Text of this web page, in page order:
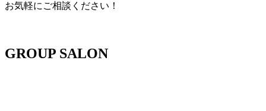
お気軽にご相談ください！
GROUP SALON